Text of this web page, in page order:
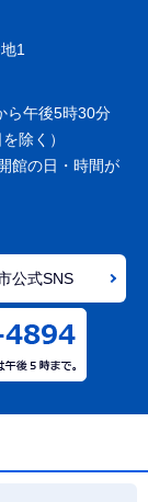
1
ら午後5時30分
除く）
館の日・時間が
公式SNS